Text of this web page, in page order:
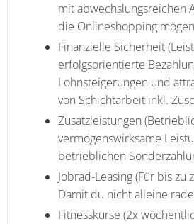
mit abwechslungsreichen
die Onlineshopping
Finanzielle Sicherheit
erfolgsorientierte
Lohnsteigerungen und
von Schichtarbeit inkl.
Zusatzleistungen
vermögenswirksame
betrieblichen
Jobrad-Leasing (Für bis zu
Damit du nicht alleine
Fitnesskurse (2x